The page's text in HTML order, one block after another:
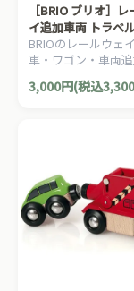
［BRIO ブリオ］
イ追加車両 トラベ
BRIOのレールウェ
車・ワゴン・車両
車両セットです。5
3,000円(税込